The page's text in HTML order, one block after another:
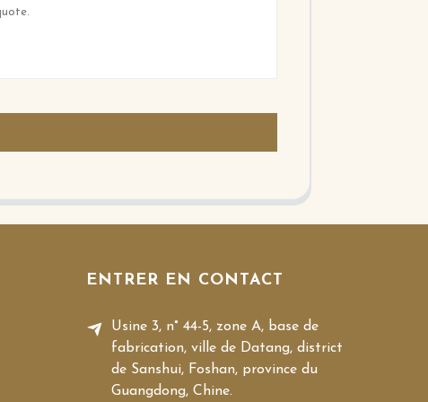
ENTRER EN CONTACT
Usine 3, n° 44-5, zone A, base de
fabrication, ville de Datang, district
de Sanshui, Foshan, province du
Guangdong, Chine.